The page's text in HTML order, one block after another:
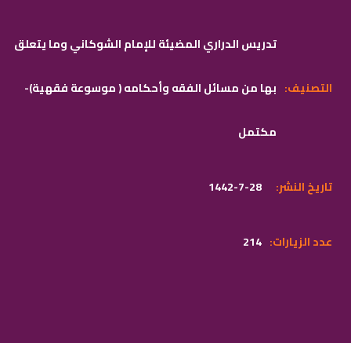
تدريس الدراري المضيئة للإمام الشوكاني وما يتعلق
بها من مسائل الفقه وأحكامه ( موسوعة فقهية)-
مكتمل
:التصنيف
1442-7-28 :تاريخ النشر
214 :عدد الزيارات